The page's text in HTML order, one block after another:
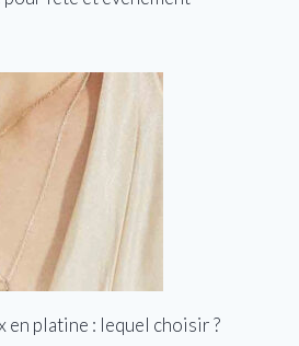
en platine : lequel choisir ?